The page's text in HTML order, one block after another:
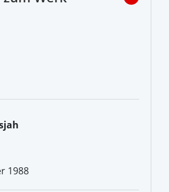
1988